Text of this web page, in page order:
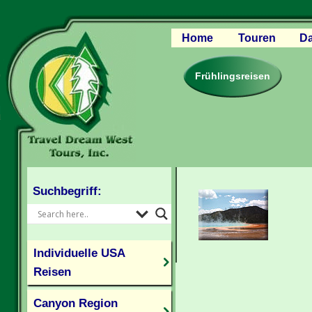
Home
Touren
Canyon Region
Rocky
Pazifischer
Frühlingsreisen
Suchbegriff:
Individuelle USA
Reisen
Canyon Region